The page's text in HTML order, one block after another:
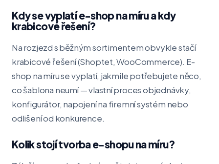
Kdy se vyplatí e-shop na míru a kdy
krabicové řešení?
Na rozjezd s běžným sortimentem obvykle stačí
krabicové řešení (Shoptet, WooCommerce). E-
shop na míru se vyplatí, jakmile potřebujete něco,
co šablona neumí — vlastní proces objednávky,
konfigurátor, napojení na firemní systém nebo
odlišení od konkurence.
Kolik stojí tvorba e-shopu na míru?